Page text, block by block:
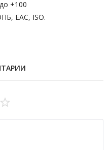
+100
EAC, ISO.